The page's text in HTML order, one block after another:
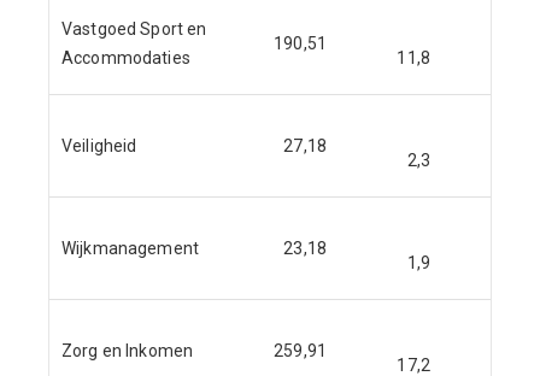
Vastgoed Sport en
Accommodaties
190,51
11,8
Veiligheid 27,18
2,3
Wijkmanagement 23,18
1,9
Zorg en Inkomen 259,91
17,2